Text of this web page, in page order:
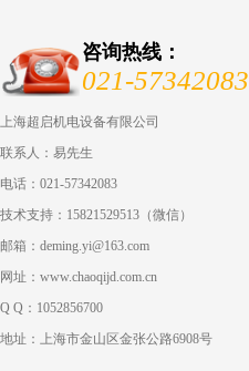
咨询热线：
021-57342083
上海超启机电设备有限公司
联系人：易先生
电话：021-57342083
技术支持：15821529513（微信）
邮箱：deming.yi@163.com
网址：www.chaoqijd.com.cn
Q Q：1052856700
地址：上海市金山区金张公路6908号